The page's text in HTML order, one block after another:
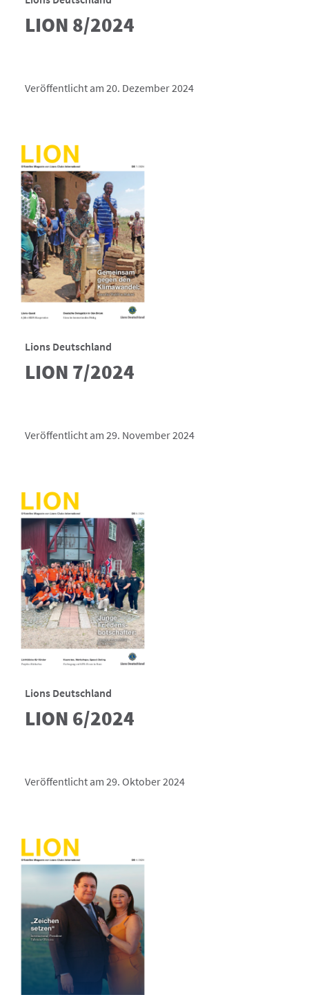
LION 8/2024
Veröffentlicht am 20. Dezember 2024
Lions Deutschland
LION 7/2024
Veröffentlicht am 29. November 2024
Lions Deutschland
LION 6/2024
Veröffentlicht am 29. Oktober 2024